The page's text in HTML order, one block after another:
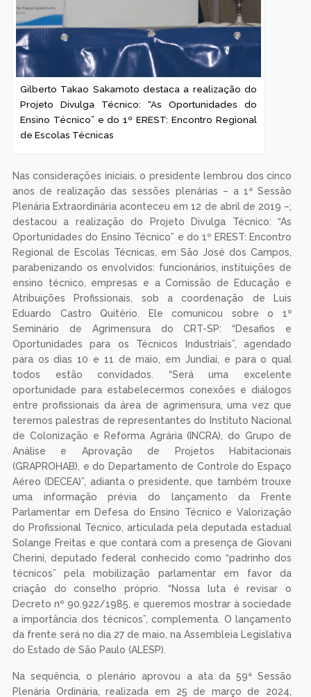
Gilberto Takao Sakamoto destaca a realização do
Projeto Divulga Técnico: “As Oportunidades do
Ensino Técnico” e do 1º EREST: Encontro Regional
de Escolas Técnicas
Nas considerações iniciais, o presidente lembrou dos cinco
anos de realização das sessões plenárias – a 1ª Sessão
Plenária Extraordinária aconteceu em 12 de abril de 2019 –;
destacou a realização do Projeto Divulga Técnico: “As
Oportunidades do Ensino Técnico” e do 1º EREST: Encontro
Regional de Escolas Técnicas, em São José dos Campos,
parabenizando os envolvidos: funcionários, instituições de
ensino técnico, empresas e a Comissão de Educação e
Atribuições Profissionais, sob a coordenação de Luis
Eduardo Castro Quitério. Ele comunicou sobre o 1º
Seminário de Agrimensura do CRT-SP: “Desafios e
Oportunidades para os Técnicos Industriais”, agendado
para os dias 10 e 11 de maio, em Jundiaí, e para o qual
todos estão convidados. “Será uma excelente
oportunidade para estabelecermos conexões e diálogos
entre profissionais da área de agrimensura, uma vez que
teremos palestras de representantes do Instituto Nacional
de Colonização e Reforma Agrária (INCRA), do Grupo de
Análise e Aprovação de Projetos Habitacionais
(GRAPROHAB), e do Departamento de Controle do Espaço
Aéreo (DECEA)”, adianta o presidente, que também trouxe
uma informação prévia do lançamento da Frente
Parlamentar em Defesa do Ensino Técnico e Valorização
do Profissional Técnico, articulada pela deputada estadual
Solange Freitas e que contará com a presença de Giovani
Cherini, deputado federal conhecido como “padrinho dos
técnicos” pela mobilização parlamentar em favor da
criação do conselho próprio. “Nossa luta é revisar o
Decreto nº 90.922/1985, e queremos mostrar à sociedade
a importância dos técnicos”, complementa. O lançamento
da frente será no dia 27 de maio, na Assembleia Legislativa
do Estado de São Paulo (ALESP).
Na sequência, o plenário aprovou a ata da 59ª Sessão
Plenária Ordinária, realizada em 25 de março de 2024,